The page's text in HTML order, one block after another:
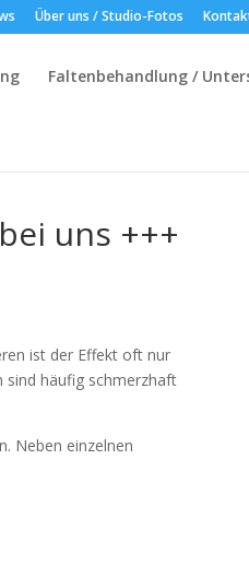
Über uns / Studio-Fotos
Faltenbehandlung /
uns +++
ist der Effekt oft nur
sind häufig schmerzhaft
Neben einzelnen